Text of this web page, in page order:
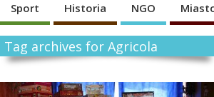
Sport Historia NGO
Tag archives for Agricola